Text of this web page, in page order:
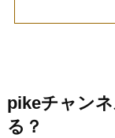
pikeチャン
る？